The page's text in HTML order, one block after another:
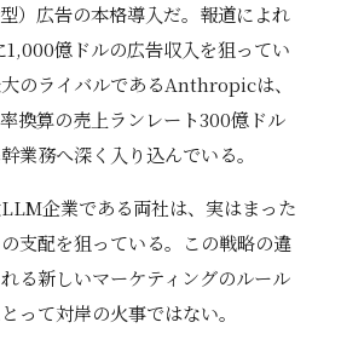
）広告の本格導入だ。報道によれ
億ドルの広告収入を狙ってい
のライバルであるAnthropicは、
換算の売上ランレート300億ドル
業務へ深く入り込んでいる。
企業である両社は、実はまった
支配を狙っている。この戦略の違
る新しいマーケティングのルール
って対岸の火事ではない。